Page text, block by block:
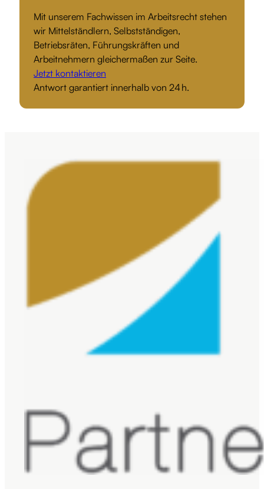
Mit unserem Fachwissen im Arbeitsrecht stehen
wir Mittelständlern, Selbstständigen,
Betriebsräten, Führungskräften und
Arbeitnehmern gleichermaßen zur Seite.
Jetzt kontaktieren
Antwort garantiert innerhalb von 24 h.